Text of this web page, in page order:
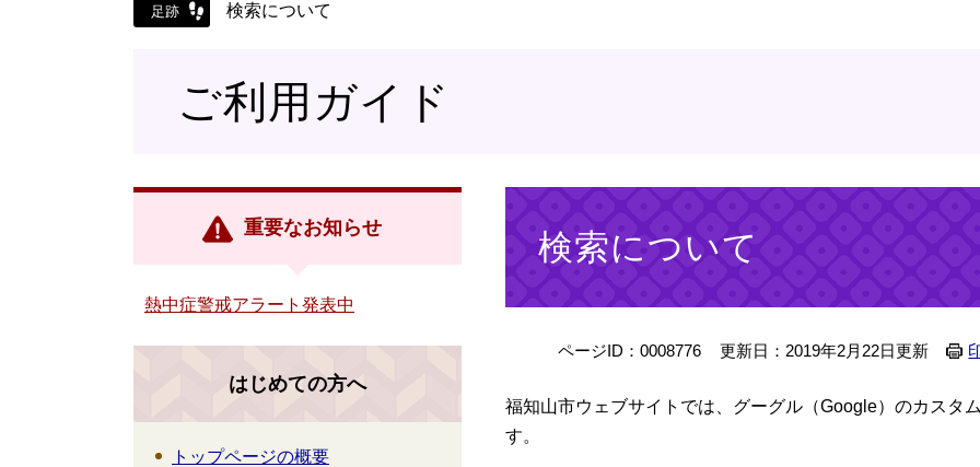
検索について
ご利用ガイド
検索について
ページID：0008776 更新日：2019年2月22日更新
福知山市ウェブサイトでは、グーグル（Google）のカスタ
す。
重要なお知らせ
熱中症警戒アラート発表中
はじめての方へ
トップページの概要